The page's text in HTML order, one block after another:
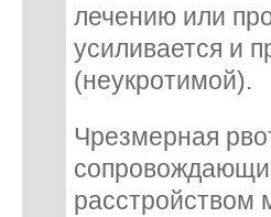
лечению или
усиливается и
(неукротимой).
Чрезмерная
расстройством